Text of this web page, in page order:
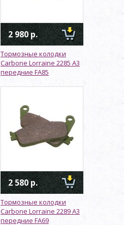
2 980 р.
Тормозные колодки
Carbone Lorraine 2285 A3
передние FA85
2 580 р.
Тормозные колодки
Carbone Lorraine 2289 A3
передние FA69